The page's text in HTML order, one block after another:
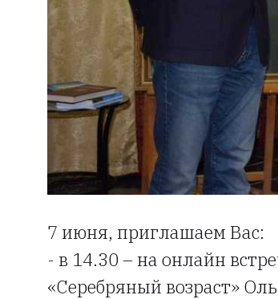
7 июня, приглашаем Вас:
- в 14.30 – на онлайн
«Серебряный возраст»